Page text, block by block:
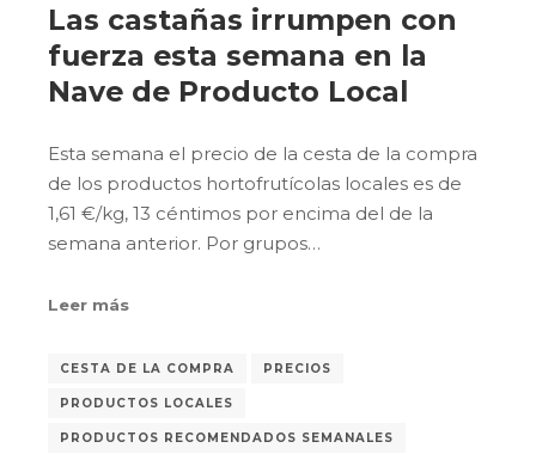
Las castañas irrumpen con
fuerza esta semana en la
Nave de Producto Local
Esta semana el precio de la cesta de la compra
de los productos hortofrutícolas locales es de
1,61 €/kg, 13 céntimos por encima del de la
semana anterior. Por grupos…
Leer más
CESTA DE LA COMPRA PRECIOS
PRODUCTOS LOCALES
PRODUCTOS RECOMENDADOS SEMANALES